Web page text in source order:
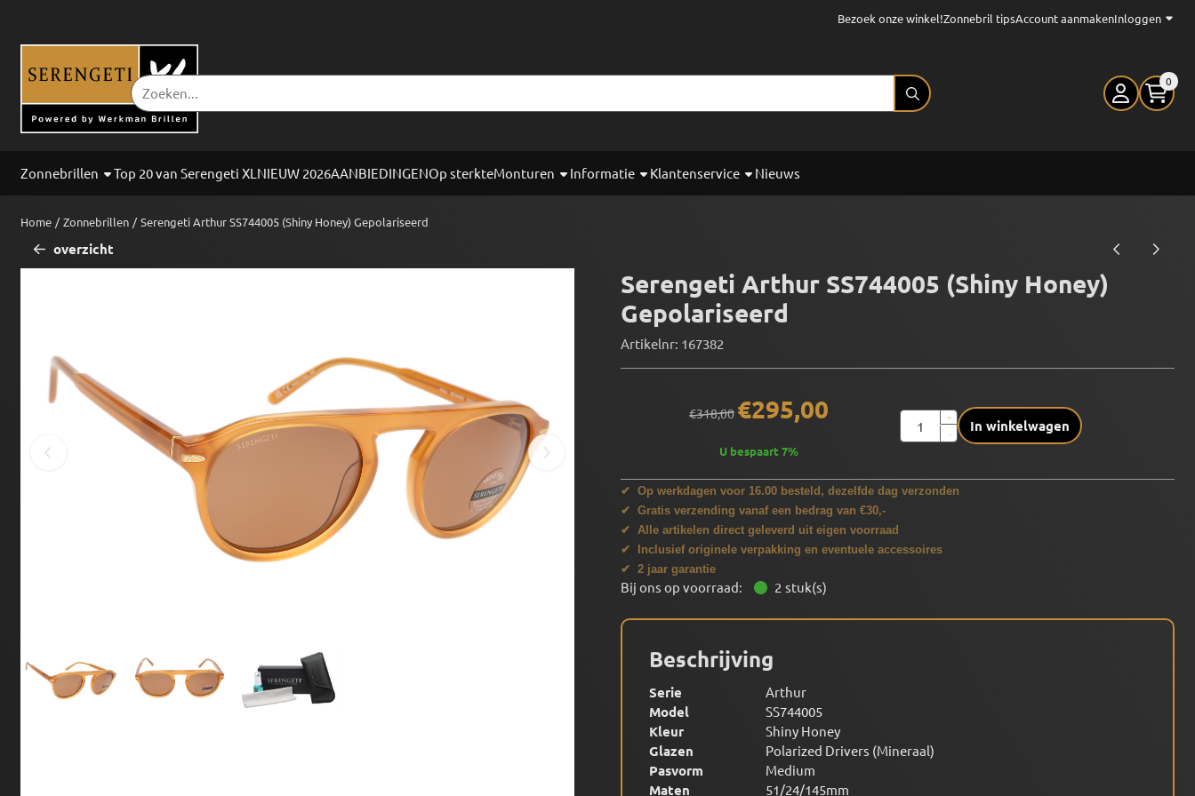
Bezoek onze winkel!Zonnebril tipsAccount aanmakenInloggen
Zoeken 0
Zonnebrillen Top 20 van Serengeti XL NIEUW 2026AANBIEDINGENOp sterkteMonturen Informatie Klantenservice Nieuws
Home / Zonnebrillen / Serengeti Arthur SS744005 (Shiny Honey) Gepolariseerd
overzicht
Serengeti Arthur SS744005 (Shiny Honey)
Gepolariseerd
Artikelnr: 167382
€318,00 €295,00
U bespaart7%
Aantal
+
-
In winkelwagen
✔ Op werkdagen voor 16.00 besteld, dezelfde dag verzonden
✔ Gratis verzending vanaf een bedrag van €30,-
✔ Alle artikelen direct geleverd uit eigen voorraad
✔ Inclusief originele verpakking en eventuele accessoires
✔ 2 jaar garantie
Bij ons op voorraad: 2 stuk(s)
Beschrijving
Serie Arthur
Model SS744005
Kleur Shiny Honey
Glazen Polarized Drivers (Mineraal)
Pasvorm Medium
Maten 51/24/145mm